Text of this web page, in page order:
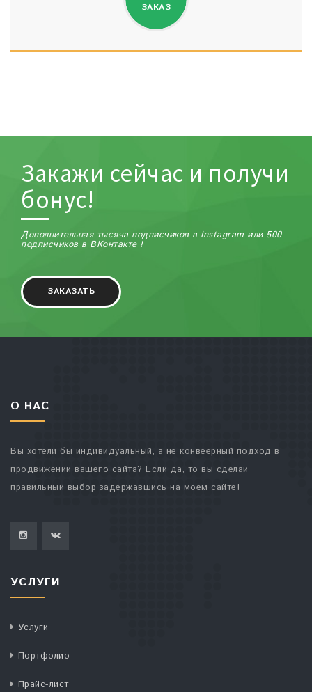
ЗАКАЗ
Закажи сейчас и получи
бонус!
Дополнительная тысяча подписчиков в Instagram или 500
подписчиков в ВКонтакте !
ЗАКАЗАТЬ
О НАС
Вы хотели бы индивидуальный, а не конвеерный подход в
продвижении вашего сайта? Если да, то вы сделаи
правильный выбор задержавшись на моем сайте!
УСЛУГИ
Услуги
Портфолио
Прайс-лист